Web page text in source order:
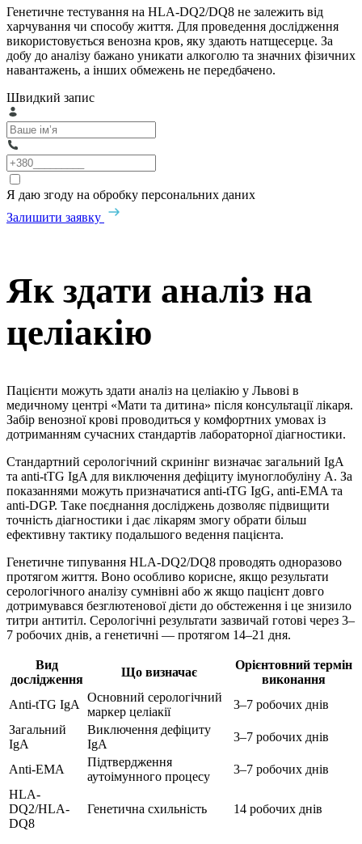
Генетичне тестування на HLA-DQ2/DQ8 не залежить від
харчування чи способу життя. Для проведення дослідження
використовується венозна кров, яку здають натщесерце. За
добу до аналізу бажано уникати алкоголю та значних фізичних
навантажень, а інших обмежень не передбачено.
Швидкий запис
Я даю згоду на обробку персональних даних
Залишити заявку
Як здати аналіз на
целіакію
Пацієнти можуть здати аналіз на целіакію у Львові в
медичному центрі «Мати та дитина» після консультації лікаря.
Забір венозної крові проводиться у комфортних умовах із
дотриманням сучасних стандартів лабораторної діагностики.
Стандартний серологічний скринінг визначає загальний IgA
та anti-tTG IgA для виключення дефіциту імуноглобуліну А. За
показаннями можуть призначатися anti-tTG IgG, anti-EMA та
anti-DGP. Таке поєднання досліджень дозволяє підвищити
точність діагностики і дає лікарям змогу обрати більш
ефективну тактику подальшого ведення пацієнта.
Генетичне типування HLA-DQ2/DQ8 проводять одноразово
протягом життя. Воно особливо корисне, якщо результати
серологічного аналізу сумнівні або ж якщо пацієнт довго
дотримувався безглютенової дієти до обстеження і це знизило
титри антитіл. Серологічні результати зазвичай готові через 3–
7 робочих днів, а генетичні — протягом 14–21 дня.
Вид
дослідження
Що визначає
Орієнтовний термін
виконання
Anti-tTG IgA
Основний серологічний
маркер целіакії
3–7 робочих днів
Загальний
IgA
Виключення дефіциту
IgA
3–7 робочих днів
Anti-EMA
Підтвердження
аутоімунного процесу
3–7 робочих днів
HLA-
DQ2/HLA-
DQ8
Генетична схильність 14 робочих днів